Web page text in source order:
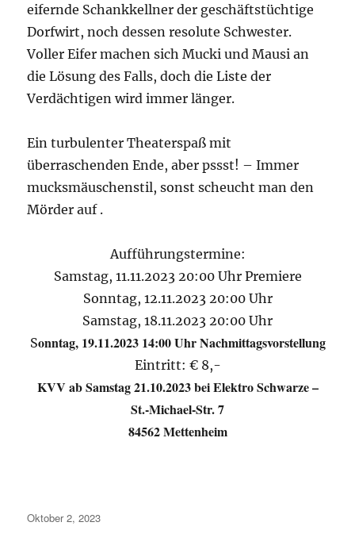
eifernde Schankkellner der geschäftstüchtige
Dorfwirt, noch dessen resolute Schwester.
Voller Eifer machen sich Mucki und Mausi an
die Lösung des Falls, doch die Liste der
Verdächtigen wird immer länger.
Ein turbulenter Theaterspaß mit
überraschenden Ende, aber pssst! – Immer
mucksmäuschenstil, sonst scheucht man den
Mörder auf .
Aufführungstermine:
Samstag, 11.11.2023 20:00 Uhr Premiere
Sonntag, 12.11.2023 20:00 Uhr
Samstag, 18.11.2023 20:00 Uhr
Sonntag, 19.11.2023 14:00 Uhr Nachmittagsvorstellung
Eintritt: € 8,-
KVV ab Samstag 21.10.2023 bei Elektro Schwarze –
St.-Michael-Str. 7
84562 Mettenheim
Veröffentlicht
Oktober 2, 2023